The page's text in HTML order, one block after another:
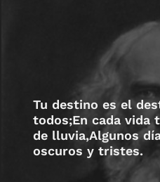
Tu destino es el
todos;En cada vida
de lluvia,Algunos
oscuros y tristes.